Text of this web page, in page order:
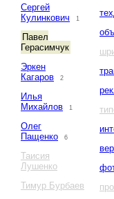
Сергей
Кулинкович
1
Павел
Герасимчук
Эркен
Кагаров
2
Илья
Михайлов
1
Олег
Пащенко
6
Таисия
Лушенко
Тимур Бурбаев